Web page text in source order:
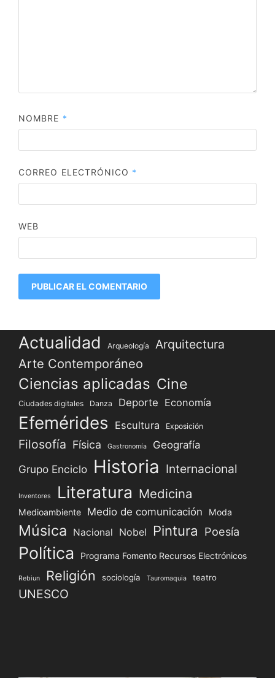
NOMBRE *
CORREO ELECTRÓNICO *
WEB
Actualidad Arqueología Arquitectura
Arte Contemporáneo
Ciencias aplicadas Cine
Ciudades digitales Danza Deporte Economía
Efemérides Escultura Exposición
Filosofía Física Gastronomía Geografía
Grupo Enciclo Historia Internacional
Inventores Literatura Medicina
Medioambiente Medio de comunicación Moda
Música Nacional Nobel Pintura Poesía
Política Programa Fomento Recursos Electrónicos
Rebiun Religión sociología Tauromaquia teatro
UNESCO